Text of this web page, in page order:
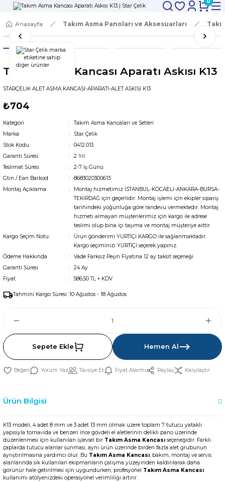
Anasayfa Takım Asma Panoları ve Aksesuarları
Takım Asma Kancası Aparatı Askısı K13
STARÇELİK ALET ASMA KANCASI-APARATI-ALET ASKISI K13
₺704
Kategori
Takım Asma Kancaları ve Setleri
Marka
Star Çelik
Stok Kodu
0412.013
Garanti Süresi:
2 Yıl
Teslimat Süresi
2-7 İş Günü
Gtın / Ean Barkod
8683020300613
Montaj Açıklama
Montaj hizmetimiz İSTANBUL-KOCAELİ-ANKARA-BURSA-
TEKİRDAĞ için geçerlidir. Montaj işlemi için ekipler sipariş
tarihindeki yoğunluğa göre randevu vermektedir. Montaj
hizmeti almayan müşterilerimiz için kargo ile adrese
teslimi olup bina içi taşıma ve montaj müşteriye aittir.
Kargo Seçim Notu:
Ürün gönderimi YURTİÇİ KARGO ile sağlanmaktadır.
Kargo seçiminizi YURTİÇİ seçerek yapınız.
Ödeme Hakkında
Vade Farksız Peşin Fiyatına 12 ay taksit seçeneği
Garanti Süresi
24 Ay
Fiyat
586,50 TL + KDV
Tahmini Kargo Süresi :10 Ağustos - 18 Ağustos
Sepete Ekle Hemen Al
Yorum Yaz Tavsiye Et Fiyat Alarmı Paylaş Karşılaştır
Ürün Bilgisi
K13 modeli, 4 adet 8 mm ve 3 adet 13 mm olmak üzere toplam 7 tutucu yataklı
yapısıyla tornavida ve benzeri ince gövdeli el aletlerinin delikli pano üzerinde
düzenlenmesi için kullanılan işlevsel bir Takım Asma Kancası seçeneğidir. Farklı
çaplarda tutucu alanlar sunması, aynı ürün üzerinde birden fazla alet grubunun
ayrıştırılmasına yardımcı olur. Bu Takım Asma Kancası, bakım, montaj ve servis
alanlarında sık kullanılan ekipmanların çalışma yüzeyinden kaldırılarak daha
görünür hale getirilmesi için uygundurken, profesyonel Takım Asma Kancası
kullanımı atölyenizdeki operasyonel verimliliği artırır.